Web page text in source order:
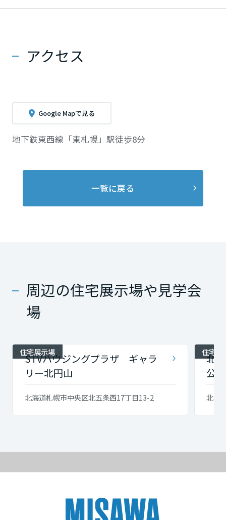
アクセス
Google Mapで見る
地下鉄東西線「東札幌」駅徒歩8分
一覧に戻る
周辺の住宅展示場や見学会
場
住宅展示場
STVハウジングプラザ ギャラ
リー北円山
北海道札幌市中央区北五条西17丁目13-2
住宅展
北
公
北海